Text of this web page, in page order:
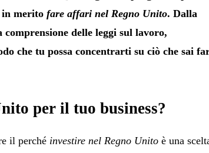
in meritofare affari nel Regno Unito. Dalla
delle leggi sul lavoro,
che tu possa concentrarti su ciò che sai
per il tuo business?
il perché investire nel Regno Unito è una